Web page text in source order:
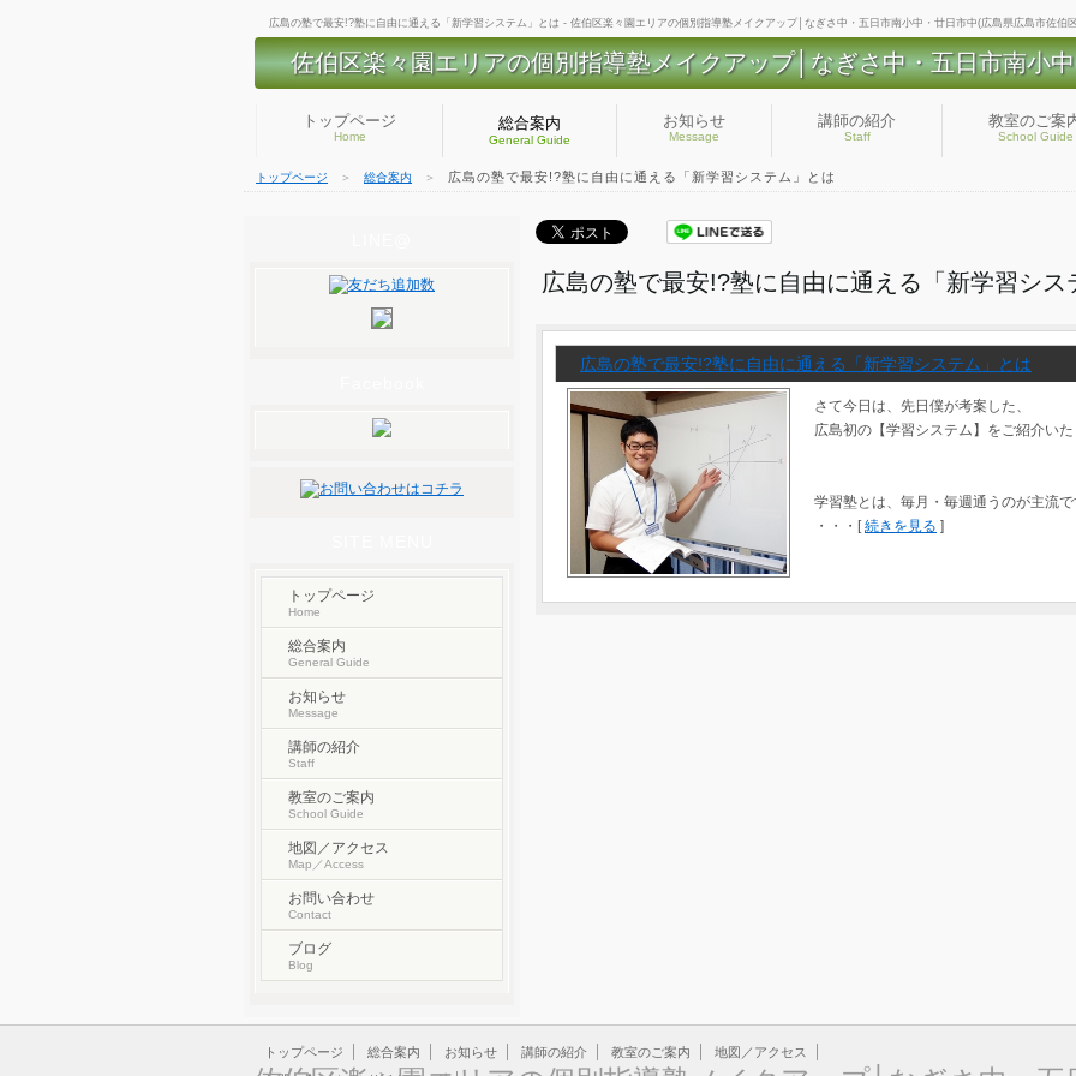
広島の塾で最安!?塾に自由に通える「新学習システム」とは - 佐伯区楽々園エリアの個別指導塾メイクアップ│なぎさ中・五日市南小中・廿日市中(広島県広島市佐伯
佐伯区楽々園エリアの個別指導塾メイクアップ│なぎさ中・五日市南小
トップページ
Home
総合案内
General Guide
お知らせ
Message
講師の紹介
Staff
教室のご案
School Guide
トップページ ＞ 総合案内 ＞ 広島の塾で最安!?塾に自由に通える「新学習システム」とは
広島の塾で最安!?塾に自由に通える「新学習シス
広島の塾で最安!?塾に自由に通える「新学習システム」とは
さて今日は、先日僕が考案した、
広島初の【学習システム】をご紹介い
学習塾とは、毎月・毎週通うのが主流
・・・[続きを見る ]
トップページ
Home
総合案内
General Guide
お知らせ
Message
講師の紹介
Staff
教室のご案内
School Guide
地図／アクセス
Map／Access
お問い合わせ
Contact
ブログ
Blog
トップページ 総合案内 お知らせ 講師の紹介 教室のご案内
地図／アクセス